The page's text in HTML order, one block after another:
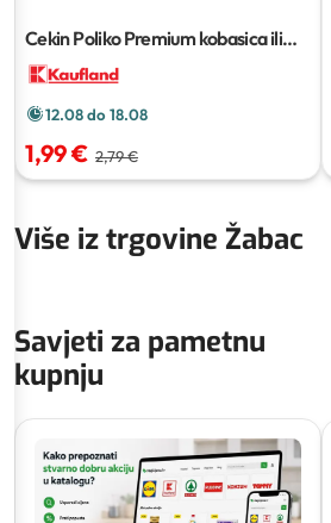
Cekin Poliko Premium kobasica ili
12.08 do 18.08
1,99 € 2,79 €
Više iz trgovine Žabac
Savjeti za pametnu
kupnju